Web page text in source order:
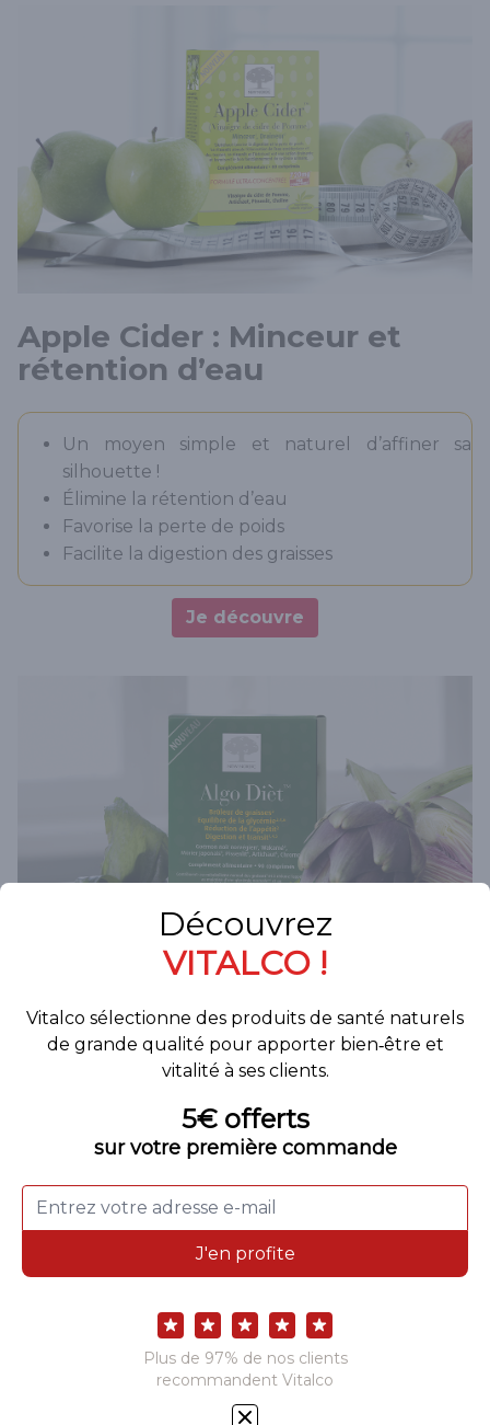
Apple Cider : Minceur et
rétention d’eau
Un moyen simple et naturel d’affiner sa
silhouette !
Élimine la rétention d’eau
Favorise la perte de poids
Facilite la digestion des graisses
Je découvre
Algo Dièt : Formule minceur
4 en 1
Diminue l’absorption des sucres et des graisses
Favorise le déstockage des réserves grâce à
Régule l’appétit et les envies de grignoter